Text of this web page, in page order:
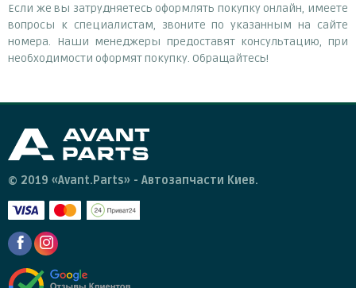
Если же вы затрудняетесь оформлять покупку онлайн, имеете
вопросы к специалистам, звоните по указанным на сайте
номера. Наши менеджеры предоставят консультацию, при
необходимости оформят покупку. Обращайтесь!
© 2019 «Avant.Parts» - Автозапчасти Киев.